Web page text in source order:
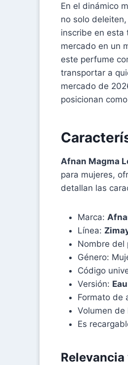
En el dinámico
no solo
inscribe en esta
mercado en un
este perfume
transportar a
mercado de
posicionan
Afnan Magma
para mujeres,
detallan las
Marca:
Línea:
Nombre del
Género:
Código
Versión:
Formato de
Volumen de
Es